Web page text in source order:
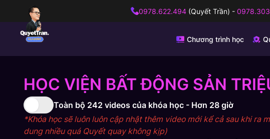
0978.622.494 (Quyết Trần) -
Chương trình học
HỌC VIỆN BẤT ĐỘNG SẢN
Toàn bộ 242 videos của khóa học - Hơn 28 giờ
*Khóa học sẽ luôn luôn cập nhật thêm video mới kể cả sau khi ra
dung nhiều quá Quyết quay không kịp)